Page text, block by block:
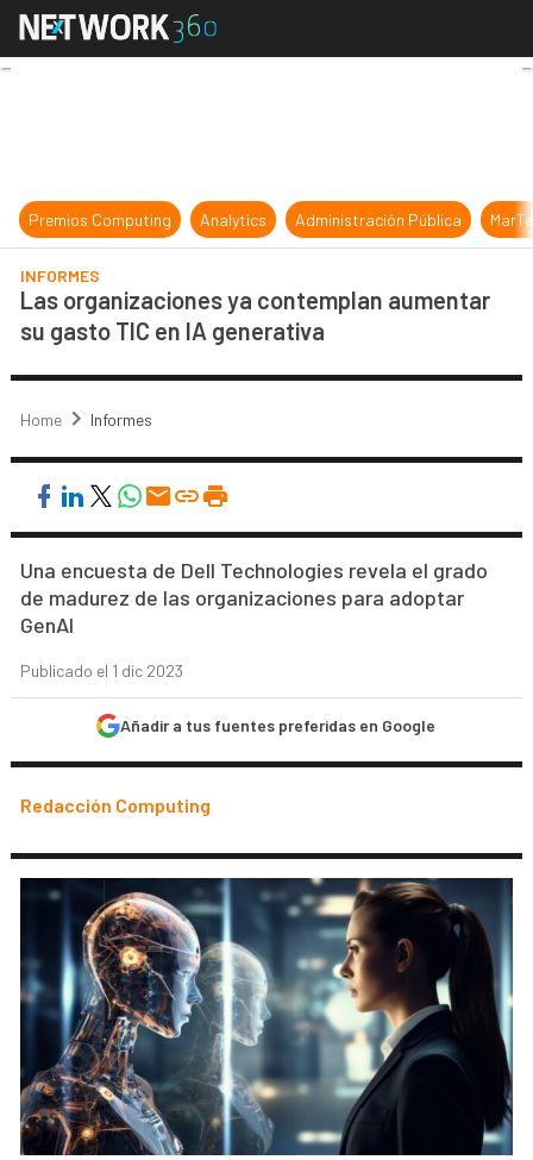
Las organizaciones ya
Premios Computing Analytics Administración Pública
INFORMES
Las organizaciones ya contemplan aumentar
su gasto TIC en IA generativa
Home Informes
Una encuesta de Dell Technologies revela el grado
de madurez de las organizaciones para adoptar
GenAI
Publicado el 1 dic 2023
Añadir a tus fuentes preferidas en Google
Redacción Computing